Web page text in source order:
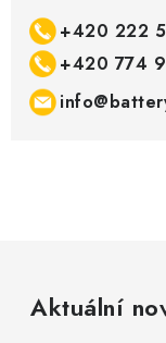
+420 222
+420 774
Aktuální